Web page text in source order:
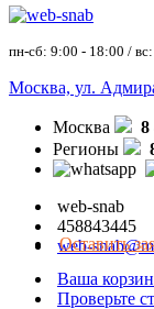
пн-сб: 9:00 - 18:00 /
Москва, ул.
Москва
8
Регионы
web-snab
458843445
web-
Оставить
Ваша
Проверьте